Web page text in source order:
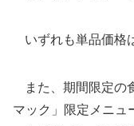
いずれも単品価格
また、期間限定の
マック」限定メニュ